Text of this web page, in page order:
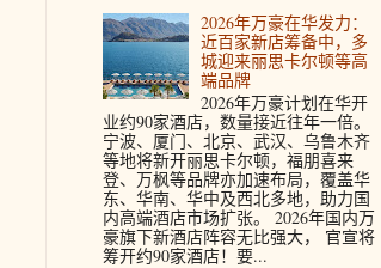
2026年万豪在华发力：
近百家新店筹备中，多
城迎来丽思卡尔顿等高
端品牌
2026年万豪计划在华开
业约90家酒店，数量接近往年一倍。
宁波、厦门、北京、武汉、乌鲁木齐
等地将新开丽思卡尔顿，福朋喜来
登、万枫等品牌亦加速布局，覆盖华
东、华南、华中及西北多地，助力国
内高端酒店市场扩张。 2026年国内万
豪旗下新酒店阵容无比强大， 官宣将
筹开约90家酒店！要...